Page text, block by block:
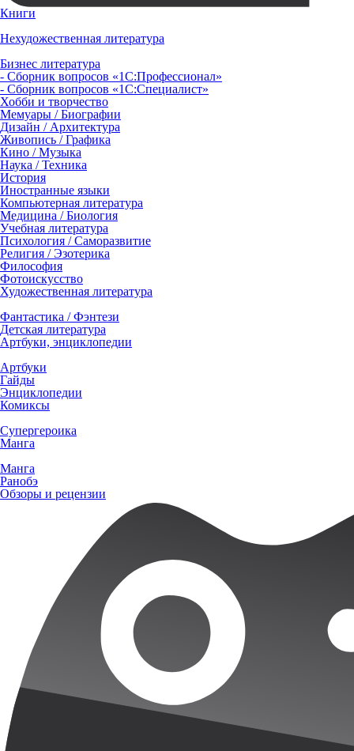
Книги
Нехудожественная литература
Бизнес литература
- Сборник вопросов «1С:Профессионал»
- Сборник вопросов «1С:Специалист»
Хобби и творчество
Мемуары / Биографии
Дизайн / Архитектура
Живопись / Графика
Кино / Музыка
Наука / Техника
История
Иностранные языки
Компьютерная литература
Медицина / Биология
Учебная литература
Психология / Саморазвитие
Религия / Эзотерика
Философия
Фотоискусство
Художественная литература
Фантастика / Фэнтези
Детская литература
Артбуки, энциклопедии
Артбуки
Гайды
Энциклопедии
Комиксы
Супергероика
Манга
Манга
Ранобэ
Обзоры и рецензии